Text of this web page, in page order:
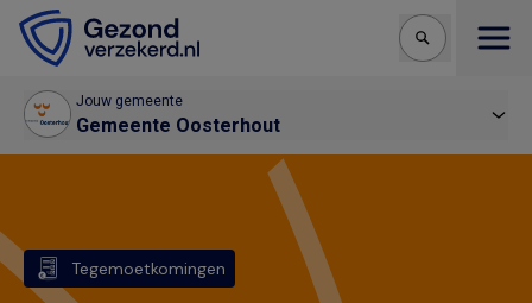
Jouw gemeente
Gemeente Oosterhout
Tegemoetkomingen